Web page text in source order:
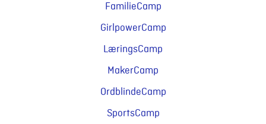
FamilieCamp
GirlpowerCamp
LæringsCamp
MakerCamp
OrdblindeCamp
SportsCamp